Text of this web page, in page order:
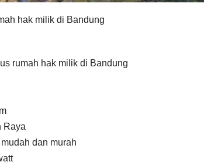
hak milik di Bandung
rumah hak milik di Bandung
Raya
dan murah